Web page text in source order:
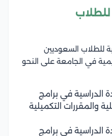
للطلاب السعوديين
في الجامعة على النحو
الدراسية في برامج
والمقررات التكميلية
الدراسية في برامج